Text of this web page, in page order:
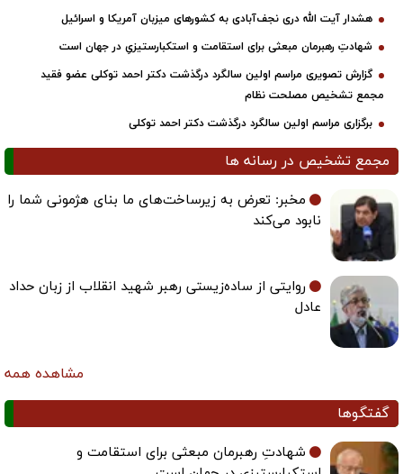
هشدار آیت الله دری نجف‌آبادی به کشورهای میزبان آمریکا و اسرائیل
شهادتِ رهبرمان مبعثی برای استقامت و استکبارستیزیِ در جهان است
گزارش تصویری مراسم اولین سالگرد درگذشت دکتر احمد توکلی عضو فقید
مجمع تشخیص مصلحت نظام
برگزاری مراسم اولین سالگرد درگذشت دکتر احمد توکلی
مجمع تشخیص در رسانه ها
مخبر: تعرض به زیرساخت‌های ما بنای هژمونی شما را
نابود می‌کند
روایتی از ساده‌زیستی رهبر شهید انقلاب از زبان حداد
عادل
مشاهده همه
گفتگوها
شهادتِ رهبرمان مبعثی برای استقامت و